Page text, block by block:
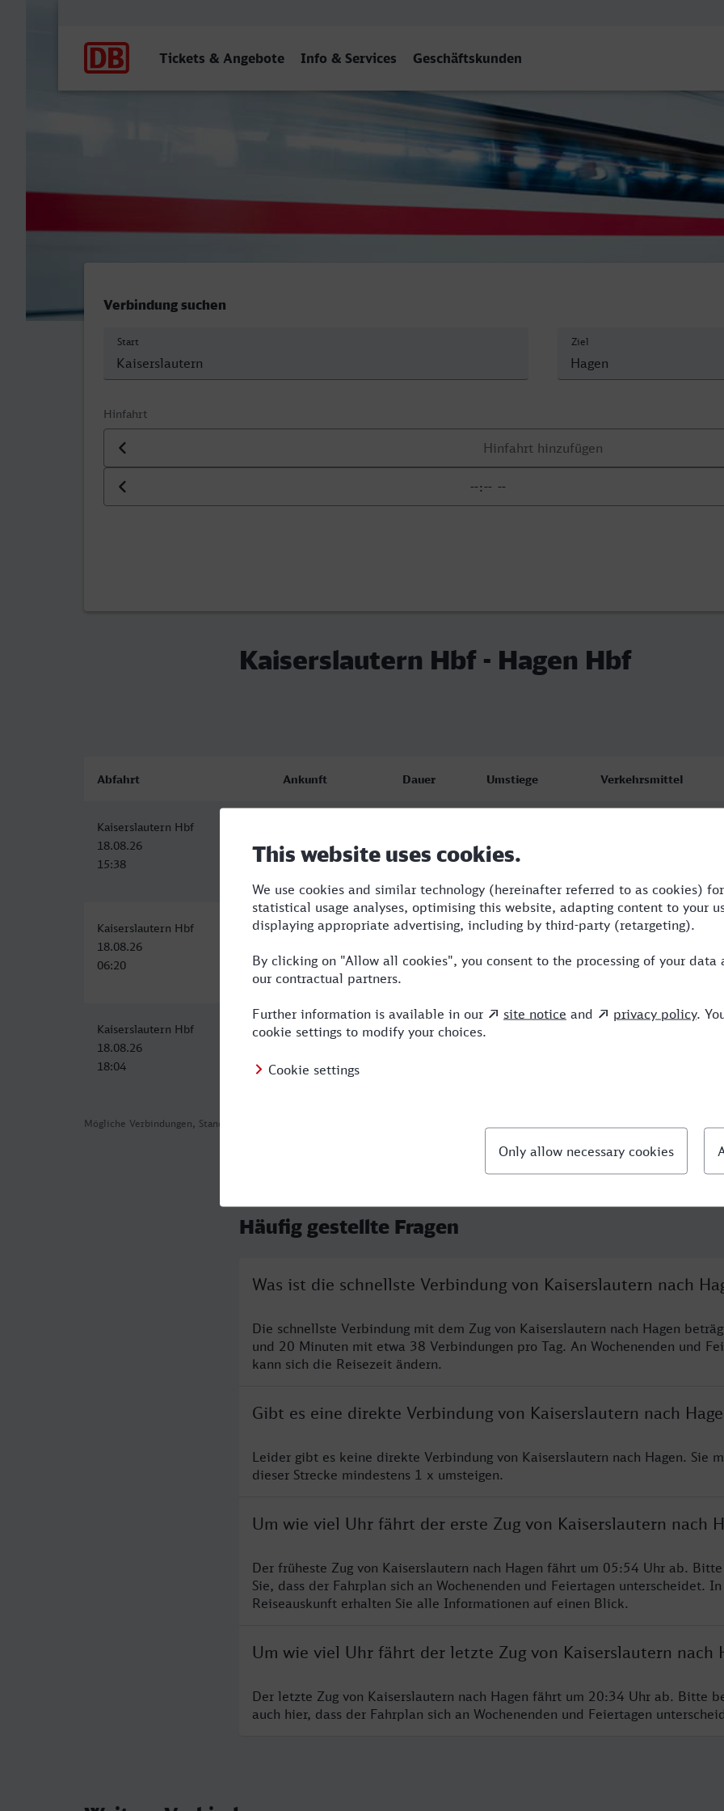
Tickets & Angebote Info & Services Geschäftskunden
Kaiserslautern Hbf - Hagen Hbf
Verbindung suchen
Start Ziel
Hinfahrt
Datum der Hinfahrt
Uhrzeit der Hinfahrt
Kaiserslautern Hbf - Hagen Hbf
Mögliche Verbindungen, Stand: 2026-08-04 10:03
Abfahrt Ankunft Dauer Umstiege Verkehrsmittel
Kaiserslautern Hbf
18.08.26
15:38
18.08.26
18:58
Kaiserslautern Hbf
18.08.26
06:20
Hagen Hbf
10:19
3:59 2 ICE,NX
Kaiserslautern Hbf
18.08.26
18:04
Hagen Hbf
00:08
6:04
Häufig gestellte Fragen
Was ist die schnellste Verbindung von Kaiserslautern nach
Die schnellste Verbindung mit dem Zug von Kaiserslautern nach Hagen
und 20 Minuten mit etwa 38 Verbindungen pro Tag. An Wochenenden und
kann sich die Reisezeit ändern.
Gibt es eine direkte Verbindung von Kaiserslautern nach
Leider gibt es keine direkte Verbindung von Kaiserslautern nach Hagen. Sie
dieser Strecke mindestens 1 x umsteigen.
Um wie viel Uhr fährt der erste Zug von Kaiserslautern nach
Der früheste Zug von Kaiserslautern nach Hagen fährt um 05:54 Uhr ab.
Sie, dass der Fahrplan sich an Wochenenden und Feiertagen unterscheidet.
Reiseauskunft erhalten Sie alle Informationen auf einen Blick.
Um wie viel Uhr fährt der letzte Zug von Kaiserslautern nach
Der letzte Zug von Kaiserslautern nach Hagen fährt um 20:34 Uhr ab. Bitte
auch hier, dass der Fahrplan sich an Wochenenden und Feiertagen